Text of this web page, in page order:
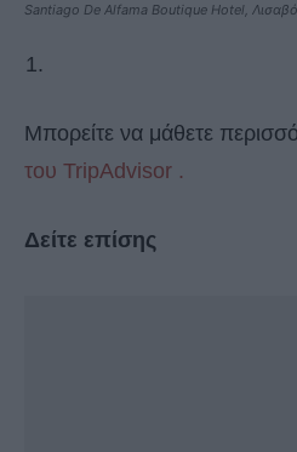
Santiago De Alfama Boutique Hotel,
Μπορείτε να μάθετε
του TripAdvisor .
Δείτε επίσης